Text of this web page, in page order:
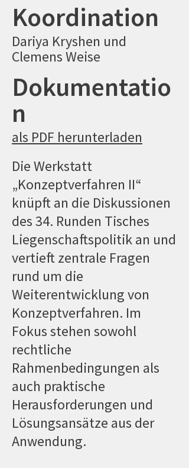
Koordination
Dariya Kryshen und
Clemens Weise
Dokumentatio
n
als PDF herunterladen
Die Werkstatt
„Konzeptverfahren II“
knüpft an die Diskussionen
des 34. Runden Tisches
Liegenschaftspolitik an und
vertieft zentrale Fragen
rund um die
Weiterentwicklung von
Konzeptverfahren. Im
Fokus stehen sowohl
rechtliche
Rahmenbedingungen als
auch praktische
Herausforderungen und
Lösungsansätze aus der
Anwendung.